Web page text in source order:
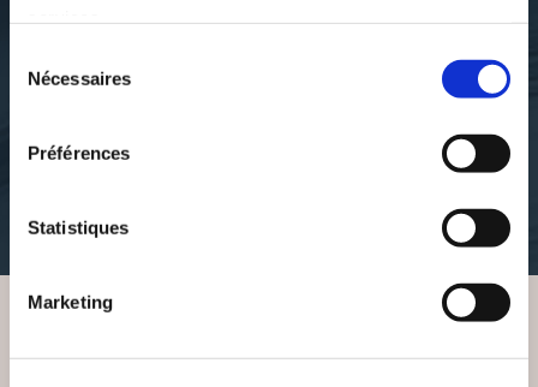
Nécessaires
Préférences
Statistiques
Marketing
CERTIFICATION ISO
19€90
REUSSIR SA
CERTIFICATION ISO
VOUS AIMEREZ AUSSI